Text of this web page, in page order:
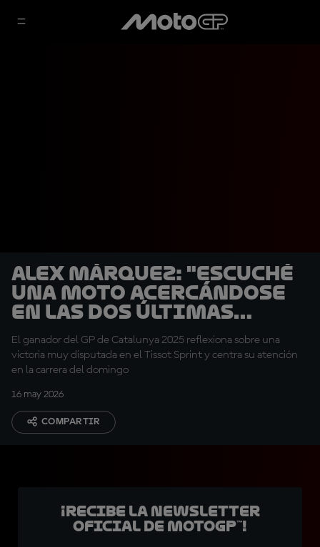
Alex Márquez: "Escuché
una moto acercándose
en las dos últimas
vueltas"
El ganador del GP de Catalunya 2025 reflexiona sobre una
victoria muy disputada en el Tissot Sprint y centra su atención
en la carrera del domingo
16 may 2026
COMPARTIR
¡Recibe la Newsletter
oficial de MotoGP™!